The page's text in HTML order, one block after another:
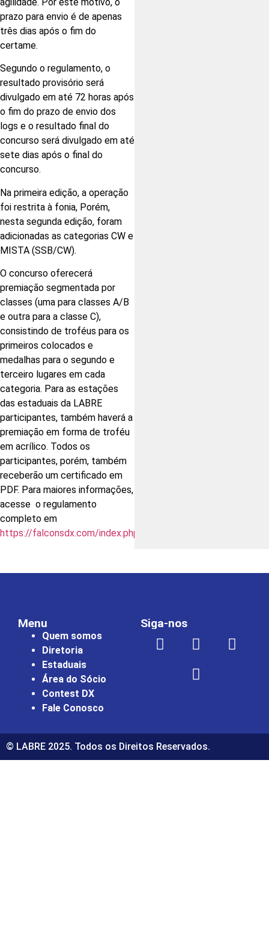
prazo para envio é de apenas
três dias após o fim do
certame.
Segundo o regulamento, o
resultado provisório será
divulgado em até 72 horas após
o fim do prazo de envio dos
logs e o resultado final do
concurso será divulgado em até
sete dias após o final do
concurso.
Na primeira edição, a operação
foi restrita à fonia, Porém,
nesta segunda edição, foram
adicionadas as categorias CW e
MISTA (SSB/CW).
O concurso oferecerá
premiação segmentada por
classes (uma para classes A/B
e outra para a classe C),
consistindo de troféus para os
primeiros colocados e
medalhas para o segundo e
terceiro lugares em cada
categoria. Para as estações
das estaduais da LABRE
participantes, também haverá a
premiação em forma de troféu
em acrílico. Todos os
participantes, porém, também
receberão um certificado em
PDF. Para maiores informações,
acesse o regulamento
completo em
https://falconsdx.com/index.php/contest/
Menu
Quem somos
Diretoria
Estaduais
Área do Sócio
Contest DX
Fale Conosco
Siga-nos
© LABRE 2025. Todos os Direitos Reservados.